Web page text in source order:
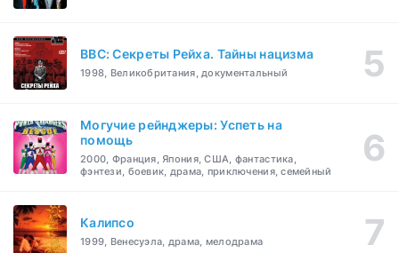
BBC: Секреты Рейха. Тайны нацизма
1998, Великобритания, документальный
Могучие рейнджеры: Успеть на
помощь
2000, Франция, Япония, США, фантастика,
фэнтези, боевик, драма, приключения, семейный
Калипсо
1999, Венесуэла, драма, мелодрама